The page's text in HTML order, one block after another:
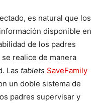
es natural que los
disponible en
de los padres
realice de manera
Las tablets SaveFamily
un doble sistema de
padres supervisar y